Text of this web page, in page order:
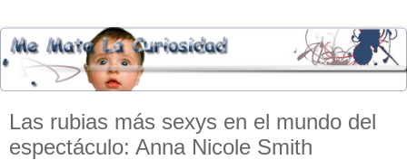
Las rubias más sexys en el mundo del
espectáculo: Anna Nicole Smith